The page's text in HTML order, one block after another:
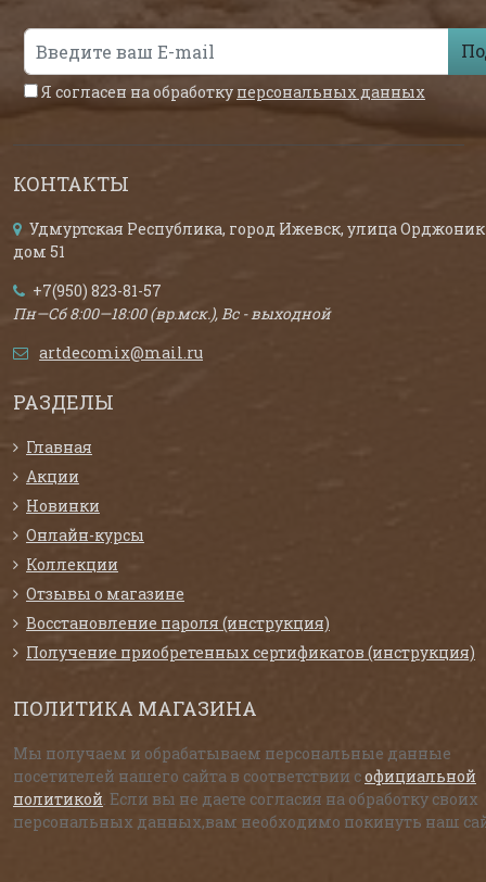
Я согласен на обработку персональных данных
КОНТАКТЫ
Удмуртская Республика, город Ижевск, улица
дом 51
+7(950) 823-81-57
Пн—Сб 8:00—18:00 (вр.мск.), Вс - выходной
artdecomix@mail.ru
РАЗДЕЛЫ
Главная
Акции
Новинки
Онлайн-курсы
Коллекции
Отзывы о магазине
Восстановление пароля (инструкция)
Получение приобретенных сертификатов (инструкция)
ПОЛИТИКА МАГАЗИНА
Мы получаем и обрабатываем персональные данные
посетителей нашего сайта в соответствии софициальной
политикой . Если вы не даете согласия на обработку своих
персональных данных,вам необходимо покинуть наш